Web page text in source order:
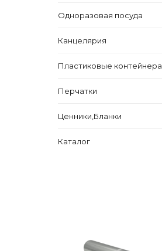
Одноразовая посуда
Канцелярия
Пластиковые контейнера
Перчатки
Ценники,Бланки
Каталог